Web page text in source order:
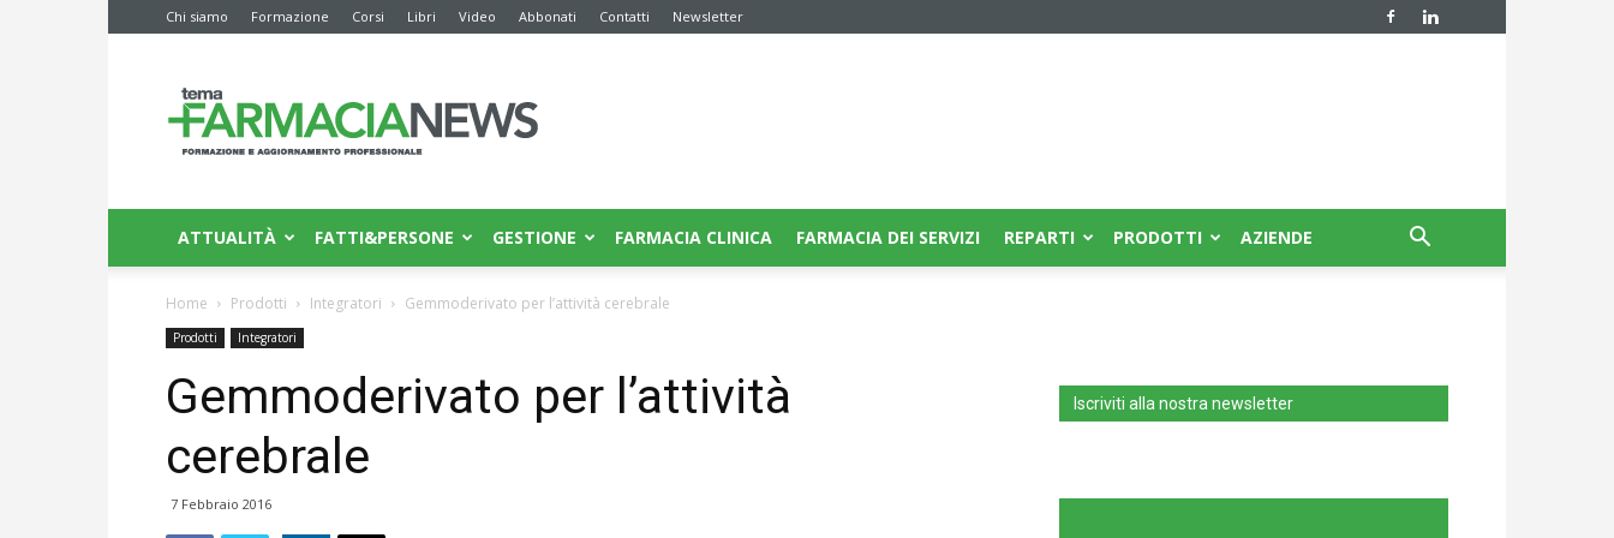
Chi siamo Formazione Corsi Libri Video Abbonati Contatti Newsletter
News
ATTUALITÀ FATTI&PERSONE GESTIONE FARMACIA CLINICA FARMACIA DEI SERVIZI REPARTI PRODOTTI AZIENDE
Home Prodotti Integratori Gemmoderivato per l’attività cerebrale
Prodotti Integratori
Gemmoderivato per l’attività
cerebrale
7 Febbraio 2016
Iscriviti alla nostra newsletter